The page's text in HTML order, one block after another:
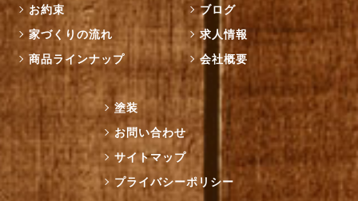
お約束
家づくりの流れ
商品ラインナップ
ブログ
求人情報
会社概要
塗装
お問い合わせ
サイトマップ
プライバシーポリシー